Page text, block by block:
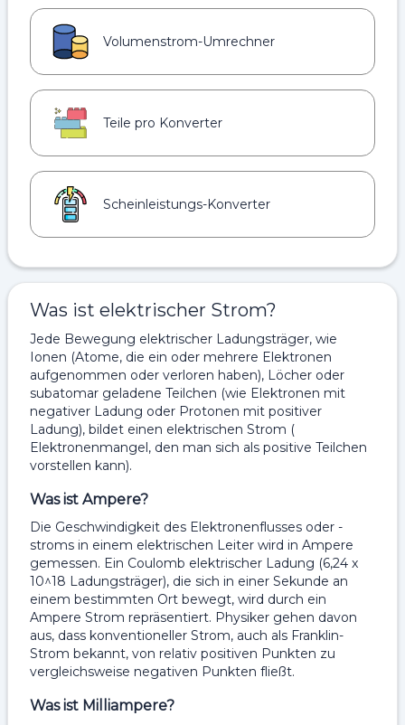
Volumenstrom-Umrechner
Teile pro Konverter
Scheinleistungs-Konverter
Was ist elektrischer Strom?
Jede Bewegung elektrischer Ladungsträger, wie
Ionen (Atome, die ein oder mehrere Elektronen
aufgenommen oder verloren haben), Löcher oder
subatomar geladene Teilchen (wie Elektronen mit
negativer Ladung oder Protonen mit positiver
Ladung), bildet einen elektrischen Strom (
Elektronenmangel, den man sich als positive Teilchen
vorstellen kann).
Was ist Ampere?
Die Geschwindigkeit des Elektronenflusses oder -
stroms in einem elektrischen Leiter wird in Ampere
gemessen. Ein Coulomb elektrischer Ladung (6,24 x
10^18 Ladungsträger), die sich in einer Sekunde an
einem bestimmten Ort bewegt, wird durch ein
Ampere Strom repräsentiert. Physiker gehen davon
aus, dass konventioneller Strom, auch als Franklin-
Strom bekannt, von relativ positiven Punkten zu
vergleichsweise negativen Punkten fließt.
Was ist Milliampere?